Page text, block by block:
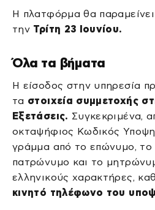
Η πλατφόρμα θα παραμείνει
την Τρίτη 23 Ιουνίου.
Όλα τα βήματα
Η είσοδος στην υπηρεσία
τα στοιχεία συμμετοχής
Εξετάσεις. Συγκεκριμένα,
οκταψήφιος Κωδικός
γράμμα από το επώνυμο, το
πατρώνυμο και το
ελληνικούς χαρακτήρες,
κινητό τηλέφωνο του